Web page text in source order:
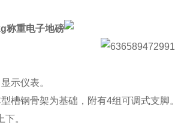
称重电子地磅
示仪表。
槽钢骨架为基础，附有4组可调式支脚。
。